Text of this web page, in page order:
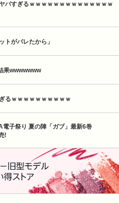
バすぎるｗｗｗｗｗｗｗｗｗｗｗｗｗｗ
トがバレたから」
果wwwwwww
るｗｗｗｗｗｗｗｗｗｗ
子祭り 夏の陣「ガブ」最新6巻
!